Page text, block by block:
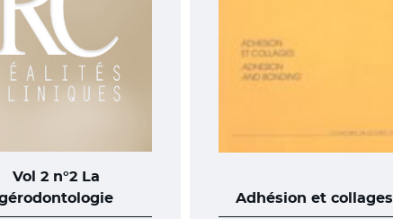
Vol 2 n°2 La
Adhésion et collages